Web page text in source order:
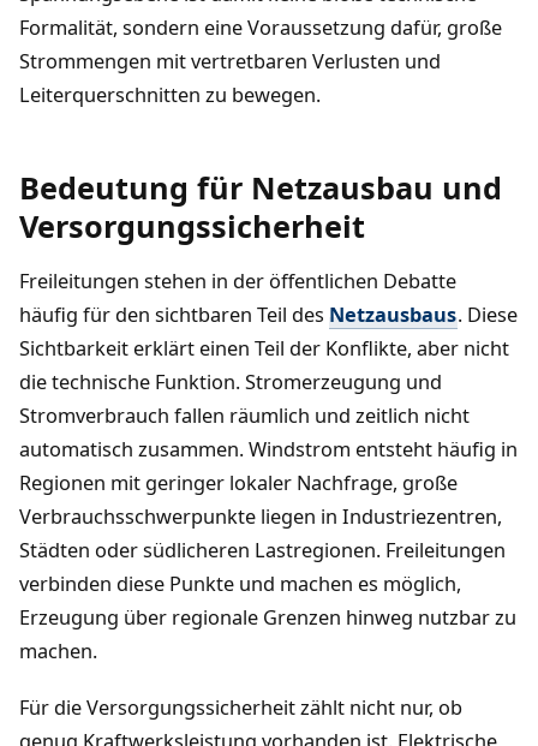
Formalität, sondern eine Voraussetzung dafür, große
Strommengen mit vertretbaren Verlusten und
Leiterquerschnitten zu bewegen.
Bedeutung für Netzausbau und
Versorgungssicherheit
Freileitungen stehen in der öffentlichen Debatte
häufig für den sichtbaren Teil des Netzausbaus. Diese
Sichtbarkeit erklärt einen Teil der Konflikte, aber nicht
die technische Funktion. Stromerzeugung und
Stromverbrauch fallen räumlich und zeitlich nicht
automatisch zusammen. Windstrom entsteht häufig in
Regionen mit geringer lokaler Nachfrage, große
Verbrauchsschwerpunkte liegen in Industriezentren,
Städten oder südlicheren Lastregionen. Freileitungen
verbinden diese Punkte und machen es möglich,
Erzeugung über regionale Grenzen hinweg nutzbar zu
machen.
Für die Versorgungssicherheit zählt nicht nur, ob